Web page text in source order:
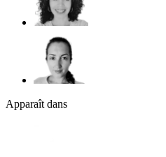
Apparaît dans